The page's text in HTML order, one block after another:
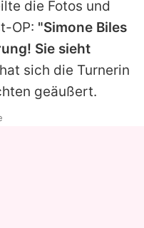
die Fotos und
OP: "Simone Biles
Sie sieht
sich die Turnerin
geäußert.